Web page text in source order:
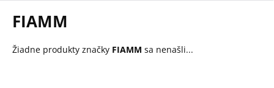
FIAMM
Žiadne produkty značky FIAMM sa nenašli...